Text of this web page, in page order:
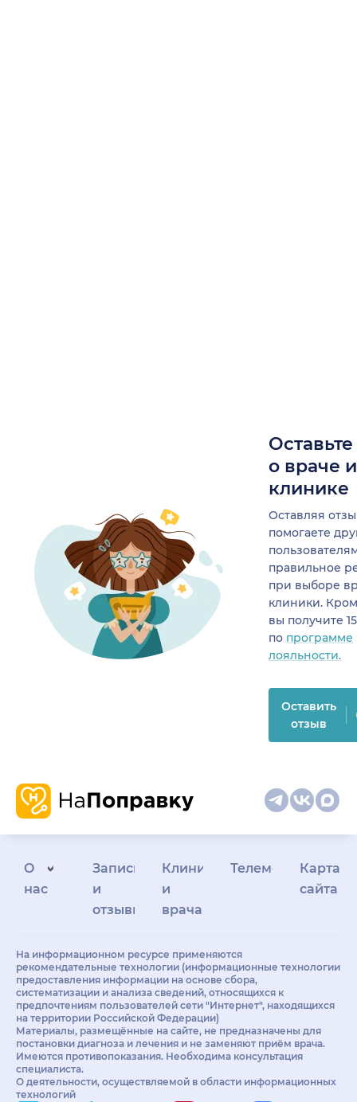
о враче
клинике
Оставляя
помогаете
правильное
при выборе
клиники.
вы получите
по программе
лояльности.
Оставить
отзыв
О
нас
Запись
и
отзывы
Клиникам
и
врачам
Телемедицина
Карта
сайта
На информационном ресурсе применяются
рекомендательные технологии (информационные технологии
предоставления информации на основе сбора,
систематизации и анализа сведений, относящихся к
предпочтениям пользователей сети "Интернет", находящихся
на территории Российской Федерации)
Материалы, размещённые на сайте, не предназначены для
постановки диагноза и лечения и не заменяют приём врача.
Имеются противопоказания. Необходима консультация
специалиста.
О деятельности, осуществляемой в области информационных
технологий